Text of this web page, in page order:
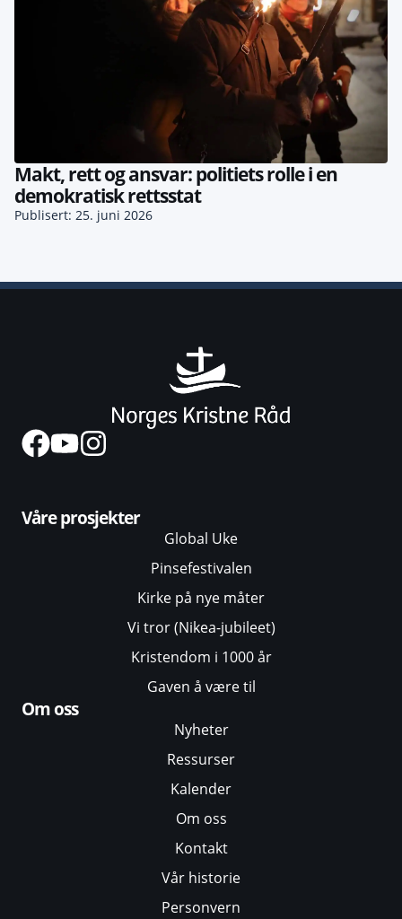
Makt, rett og ansvar: politiets rolle i en
demokratisk rettsstat
Publisert: 25. juni 2026
Våre prosjekter
Global Uke
Pinsefestivalen
Kirke på nye måter
Vi tror (Nikea-jubileet)
Kristendom i 1000 år
Gaven å være til
Om oss
Nyheter
Ressurser
Kalender
Om oss
Kontakt
Vår historie
Personvern